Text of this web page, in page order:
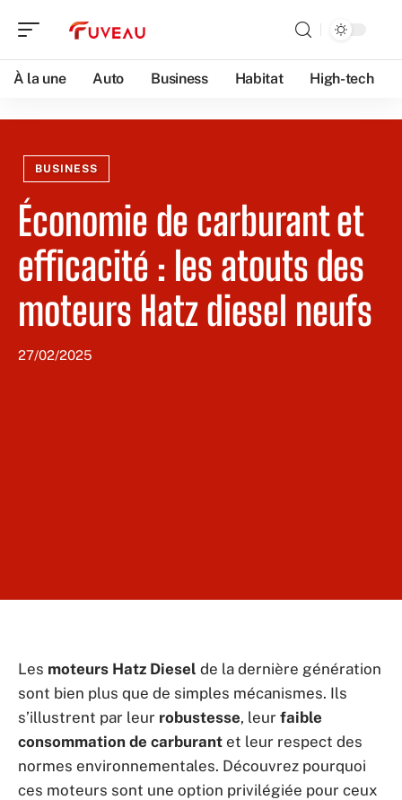
À la une Auto Business Habitat High-tech
BUSINESS
Économie de carburant et
efficacité : les atouts des
moteurs Hatz diesel neufs
27/02/2025
Les moteurs Hatz Diesel de la dernière génération
sont bien plus que de simples mécanismes. Ils
s’illustrent par leur robustesse, leur faible
consommation de carburant et leur respect des
normes environnementales. Découvrez pourquoi
ces moteurs sont une option privilégiée pour ceux